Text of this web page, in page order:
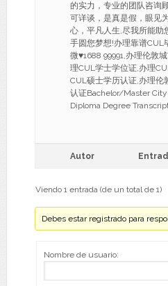
的实力，专业的团队咨询
可详谈，是真是假，眼见
心，平凡人生,尽我所能助
手圆您梦想!办理靠谱CUL
微♥1688 99991,办理伦敦
理CUL学士学位证,办理
CUL硕士学历认证,办理伦
认证Bachelor/Master
Diploma Degree
Autor
Viendo 1 entrada (de un total de 1)
Debes estar registrado para
Nombre de usuario: